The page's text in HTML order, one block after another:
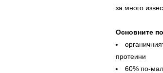
за много
Основните
протеини
60% по-